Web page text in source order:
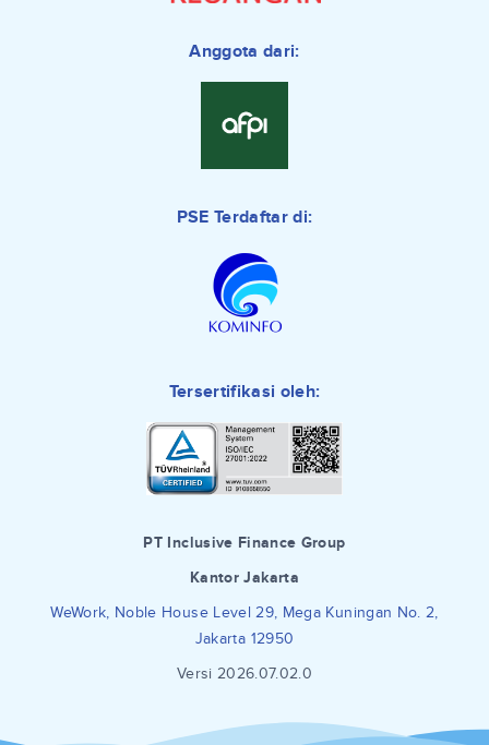
Anggota dari:
PSE Terdaftar di:
Tersertifikasi oleh:
PT Inclusive Finance Group
Kantor Jakarta
WeWork, Noble House Level 29, Mega Kuningan No. 2,
Jakarta 12950
Versi 2026.07.02.0